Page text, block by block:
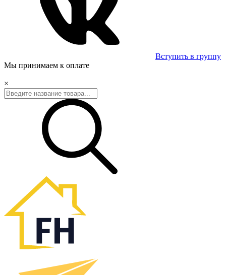
Вступить в группу
Мы принимаем к оплате
×